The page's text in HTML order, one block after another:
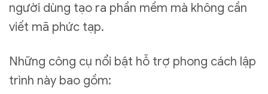
người dùng tạo ra phần mềm mà không cần
viết mã phức tạp.
Những công cụ nổi bật hỗ trợ phong cách lập
trình này bao gồm: